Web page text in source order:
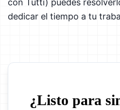
con Tutti) puedes
dedicar el tiempo a tu
¿Listo para